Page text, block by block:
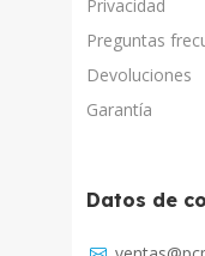
Privacidad
Preguntas
Devoluciones
Garantía
Datos de